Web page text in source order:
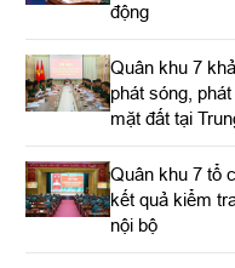
động
Quân khu 7
phát sóng,
mặt đất tại
Quân khu 7 tổ
kết quả kiểm
nội bộ